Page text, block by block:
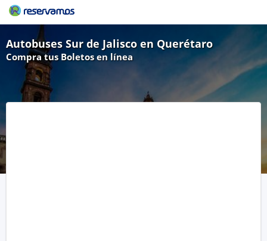
Autobuses Sur de Jalisco en Querétaro
Compra tus Boletos en línea